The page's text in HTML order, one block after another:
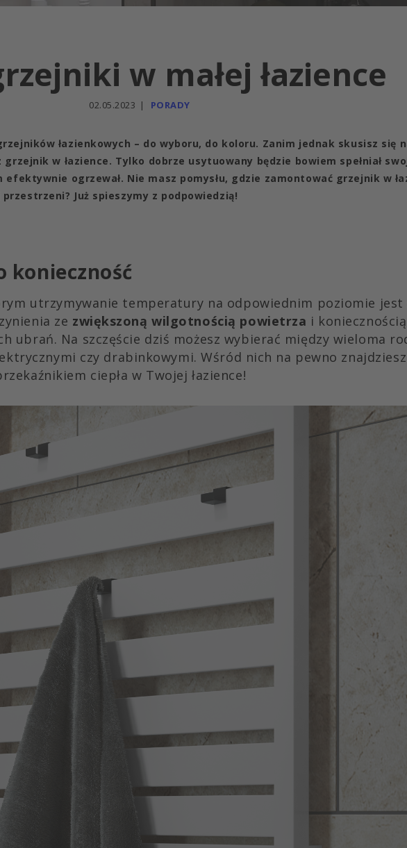
w małej łazience
02.05.2023 PORADY
łazienkowych – do wyboru, do koloru. Zanim jednak skusisz się
w łazience. Tylko dobrze usytuowany będzie bowiem spełniał
ogrzewał. Nie masz pomysłu, gdzie zamontować grzejnik w
Już spieszymy z podpowiedzią!
konieczność
utrzymywanie temperatury na odpowiednim poziomie jest
ze zwiększoną wilgotnością powietrza i koniecznością
ubrań. Na szczęście dziś możesz wybierać między wieloma
czy drabinkowymi. Wśród nich na pewno
ciepła w Twojej łazience!